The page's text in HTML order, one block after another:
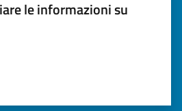
le informazioni su